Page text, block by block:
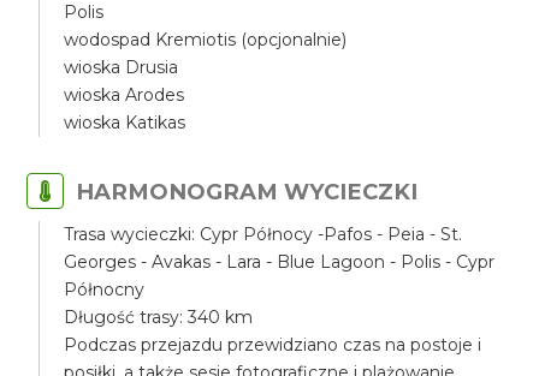
Polis
wodospad Kremiotis (opcjonalnie)
wioska Drusia
wioska Arodes
wioska Katikas
HARMONOGRAM WYCIECZKI
Trasa wycieczki: Cypr Północy -Pafos - Peia - St.
Georges - Avakas - Lara - Blue Lagoon - Polis - Cypr
Północny
Długość trasy: 340 km
Podczas przejazdu przewidziano czas na postoje i